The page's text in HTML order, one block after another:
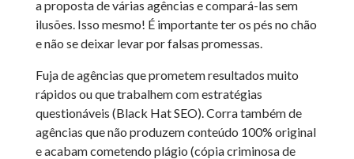
a proposta de várias agências e compará-las sem
ilusões. Isso mesmo! É importante ter os pés no chão
e não se deixar levar por falsas promessas.
Fuja de agências que prometem resultados muito
rápidos ou que trabalhem com estratégias
questionáveis (Black Hat SEO). Corra também de
agências que não produzem conteúdo 100% original
e acabam cometendo plágio (cópia criminosa de